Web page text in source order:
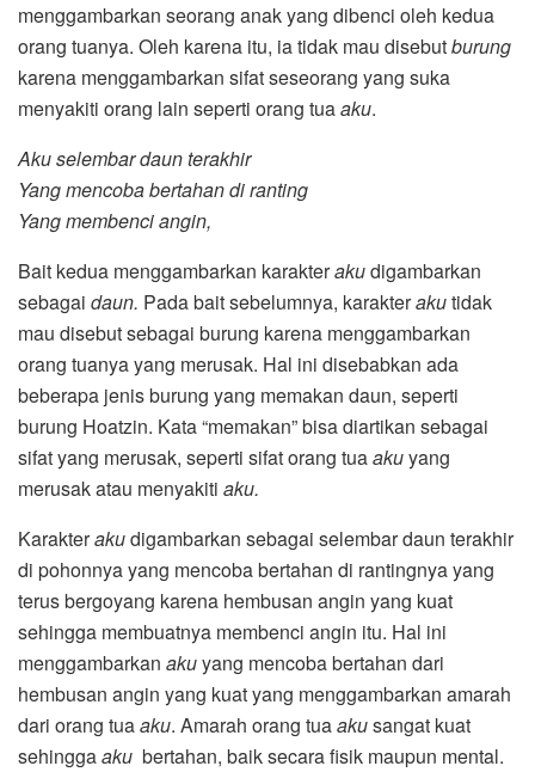
menggambarkan seorang anak yang dibenci oleh kedua
orang tuanya. Oleh karena itu, ia tidak mau disebutburung
karena menggambarkan sifat seseorang yang suka
menyakiti orang lain seperti orang tuaaku.
Aku selembar daun terakhir
Yang mencoba bertahan di ranting
Yang membenci angin,
Bait kedua menggambarkan karakterakudigambarkan
sebagai daun. Pada bait sebelumnya, karakterakutidak
mau disebut sebagai burung karena menggambarkan
orang tuanya yang merusak. Hal ini disebabkan ada
beberapa jenis burung yang memakan daun, seperti
burung Hoatzin. Kata “memakan” bisa diartikan sebagai
sifat yang merusak, seperti sifat orang tuaakuyang
merusak atau menyakiti aku.
Karakterakudigambarkan sebagai selembar daun terakhir
di pohonnya yang mencoba bertahan di rantingnya yang
terus bergoyang karena hembusan angin yang kuat
sehingga membuatnya membenci angin itu. Hal ini
menggambarkan akuyang mencoba bertahan dari
hembusan angin yang kuat yang menggambarkan amarah
dari orang tuaaku. Amarah orang tuaakusangat kuat
sehinggaaku bertahan, baik secara fisik maupun mental.